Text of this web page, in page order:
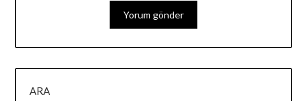
ARA